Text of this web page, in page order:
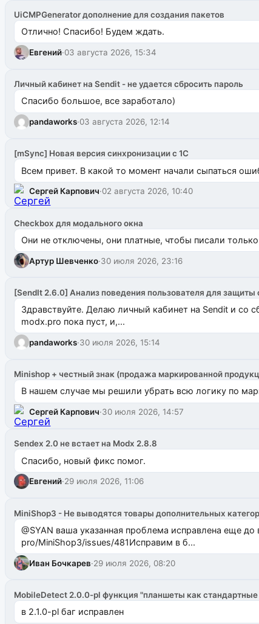
UiCMPGenerator дополнение для создания пакетов
Отлично! Спасибо! Будем ждать.
Евгений·03 августа 2026, 15:34
Личный кабинет на Sendit - не удается сбросить пароль
Спасибо большое, все заработало)
pandaworks·03 августа 2026, 12:14
[mSync] Новая версия синхронизации с 1С
Всем привет. В какой то момент начали сыпаться
Сергей Карпович·02 августа 2026, 10:40
Checkbox для модального окна
Они не отключены, они платные, чтобы писали
Артур Шевченко·30 июля 2026, 23:16
[SendIt 2.6.0] Анализ поведения пользователя для
Здравствуйте. Делаю личный кабинет на Sendit и со
modx.pro пока пуст, и,...
pandaworks·30 июля 2026, 15:14
Minishop + честный знак (продажа маркированной
В нашем случае мы решили убрать всю логику по
Сергей Карпович·30 июля 2026, 14:57
Sendex 2.0 не встает на Modx 2.8.8
Спасибо, новый фикс помог.
Евгений·29 июля 2026, 11:06
MiniShop3 - Не выводятся товары дополнительных
@SYAN ваша указанная проблема исправлена еще до версии 1.2.3 @Павлик Мышкин
pro/MiniShop3/issues/481Исправим в б...
Иван Бочкарев·29 июля 2026, 08:20
MobileDetect 2.0.0-pl функция "планшеты как стандартные
в 2.1.0-pl баг исправлен